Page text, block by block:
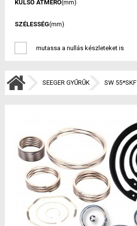
KÜLSŐ ÁTMÉRŐ(mm)
SZÉLESSÉG(mm)
mutassa a nullás készleteket is
SEEGER GYŰRŰK SW 55*SKF